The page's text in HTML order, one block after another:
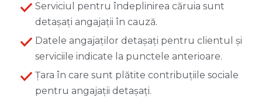
Serviciul pentru îndeplinirea căruia sunt
detașați angajații în cauză.
Datele angajaților detașați pentru clientul și
serviciile indicate la punctele anterioare.
Țara în care sunt plătite contribuțiile sociale
pentru angajații detașați.